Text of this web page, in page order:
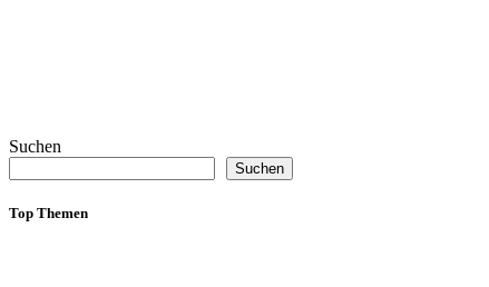
Suchen
Suchen
Top Themen